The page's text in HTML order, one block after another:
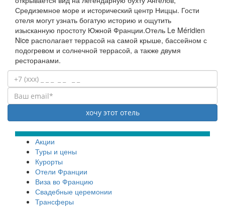
Средиземное море и исторический центр Ниццы. Гости
отеля могут узнать богатую историю и ощутить
изысканную простоту Южной Франции.Отель Le Méridien
Nice располагает террасой на самой крыше, бассейном с
подогревом и солнечной террасой, а также двумя
ресторанами.
Акции
Туры и цены
Курорты
Отели Франции
Виза во Францию
Свадебные церемонии
Трансферы